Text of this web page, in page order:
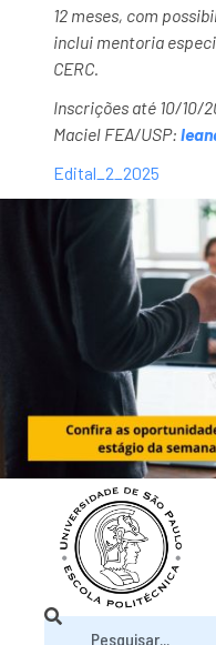
12 meses, com
inclui mentoria
CERC.
Inscrições até 10/10/
Maciel FEA/USP:
Edital_2_2025